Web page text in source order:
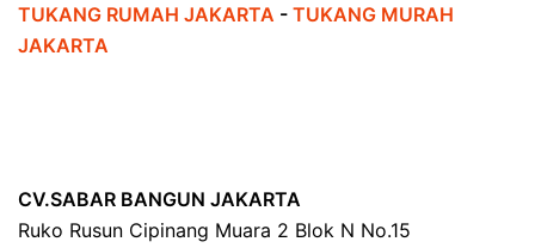
TUKANG RUMAH JAKARTA - TUKANG MURAH
JAKARTA
CV.SABAR BANGUN JAKARTA
Ruko Rusun Cipinang Muara 2 Blok N No.15